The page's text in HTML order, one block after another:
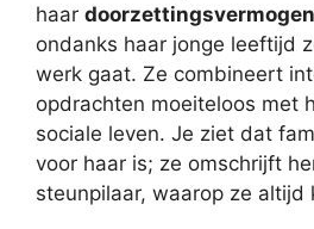
haar doorzettingsvermogen
ondanks haar jonge leeftijd
werk gaat. Ze combineert
opdrachten moeiteloos met
sociale leven. Je ziet dat
voor haar is; ze omschrijft
steunpilaar, waarop ze altijd